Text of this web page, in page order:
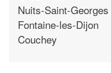
Nuits-Saint-Georges
Fontaine-les-Dijon
Couchey